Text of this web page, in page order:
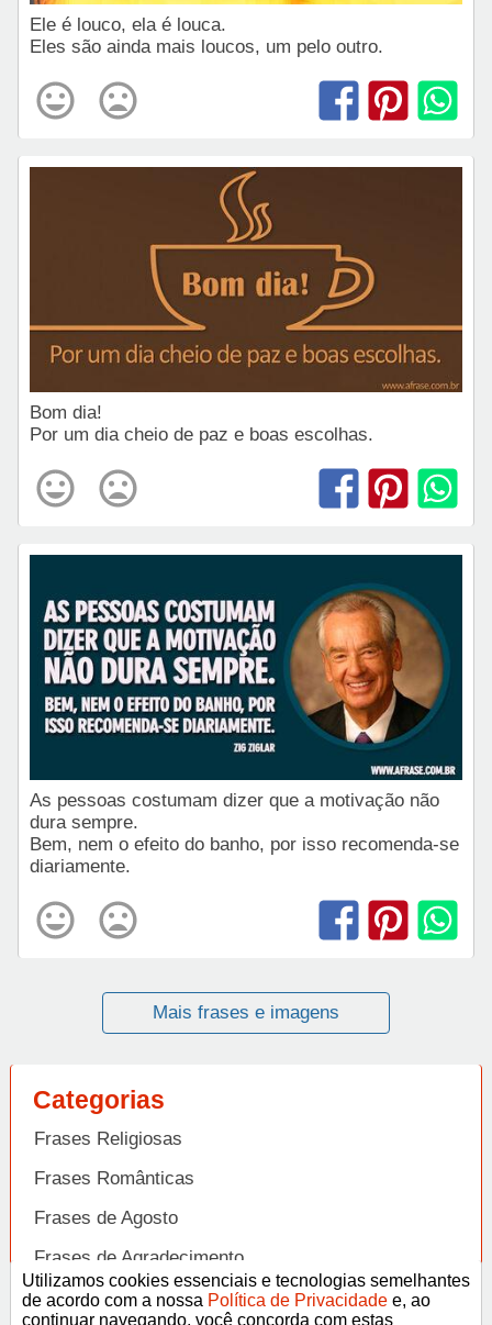
Ele é louco, ela é louca.
Eles são ainda mais loucos, um pelo outro.
Bom dia!
Por um dia cheio de paz e boas escolhas.
As pessoas costumam dizer que a motivação não
dura sempre.
Bem, nem o efeito do banho, por isso recomenda-se
diariamente.
Mais frases e imagens
Categorias
Frases Religiosas
Frases Românticas
Frases de Agosto
Frases de Agradecimento
Frases de Amizade
Abrir
Utilizamos cookies essenciais e tecnologias semelhantes
de acordo com a nossa Política de Privacidade e, ao
continuar navegando, você concorda com estas